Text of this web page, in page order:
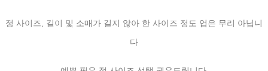
정 사이즈, 길이 및 소매가 길지 않아 한 사이즈 정도 업은 무리 아닙니
다